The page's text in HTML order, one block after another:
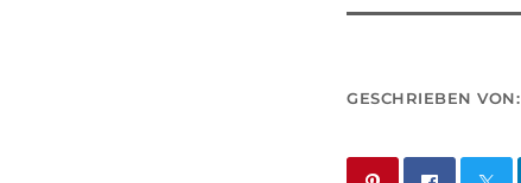
GESCHRIEBEN VON: